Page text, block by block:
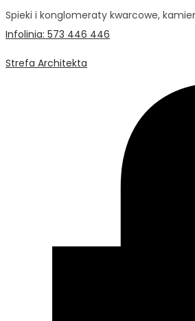
Spieki i konglomeraty kwarcowe,
Infolinia: 573 446 446
Strefa Architekta